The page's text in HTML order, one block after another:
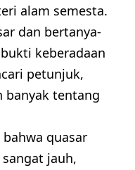
alam semesta.
dan bertanya-
keberadaan
petunjuk,
banyak tentang
quasar
jauh,